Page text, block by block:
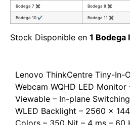
Bodega 7 ✖ Bodega 8 ✖
Bodega 10 ✔ Bodega 11 ✖
Stock Disponible en 1 Bodega
Lenovo ThinkCentre Tiny-In-
Webcam WQHD LED Monitor
Viewable – In-plane
WLED Backlight – 2560 x